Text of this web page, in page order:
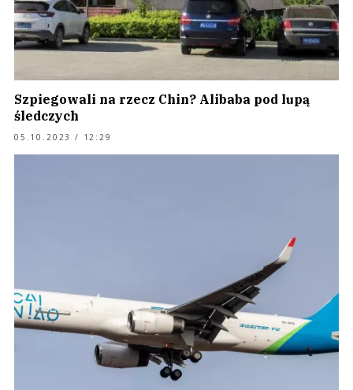
Szpiegowali na rzecz Chin? Alibaba pod lupą
śledczych
05.10.2023 / 12:29